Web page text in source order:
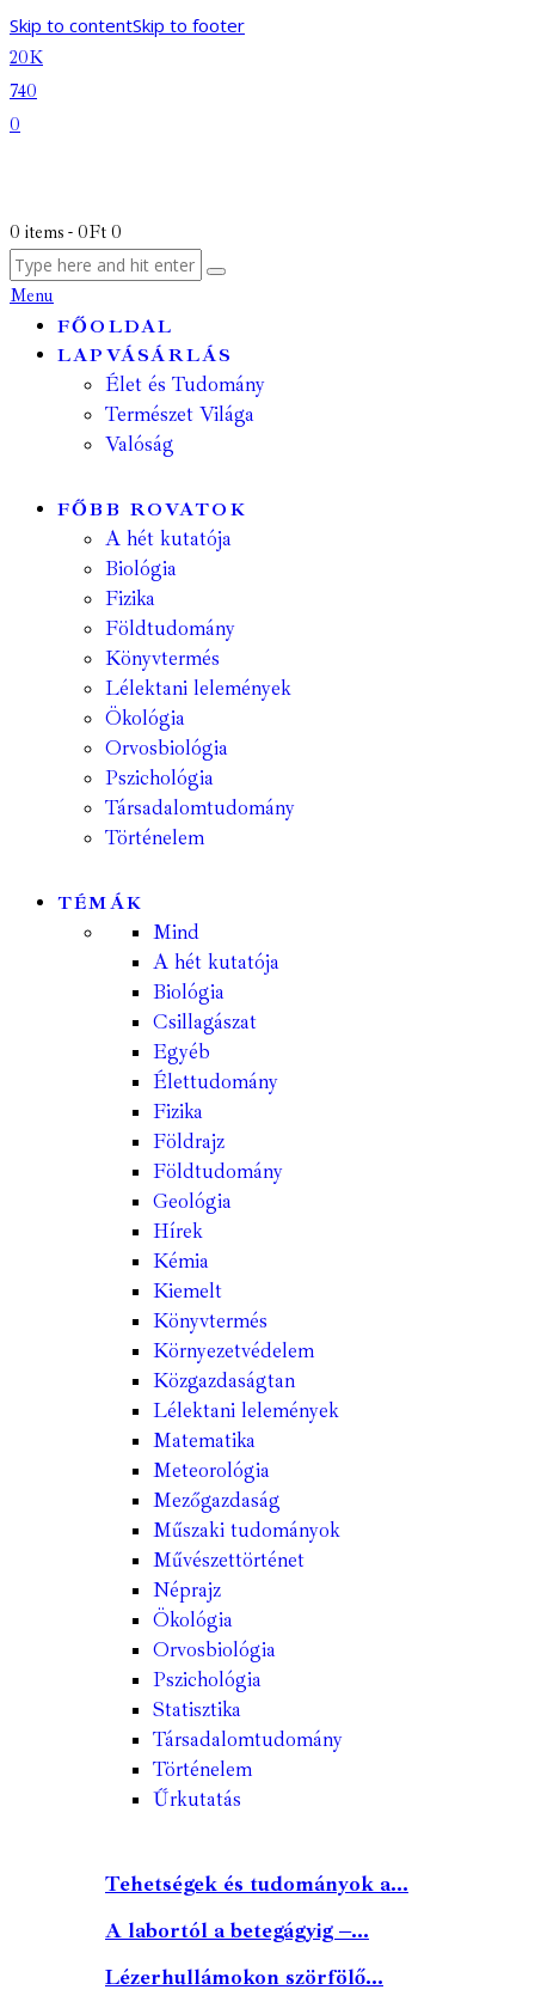
Skip to contentSkip to footer
20K
740
0
0 items - 0Ft 0
Menu
FŐOLDAL
LAPVÁSÁRLÁS
Élet és Tudomány
Természet Világa
Valóság
FŐBB ROVATOK
A hét kutatója
Biológia
Fizika
Földtudomány
Könyvtermés
Lélektani lelemények
Ökológia
Orvosbiológia
Pszichológia
Társadalomtudomány
Történelem
TÉMÁK
Mind
A hét kutatója
Biológia
Csillagászat
Egyéb
Élettudomány
Fizika
Földrajz
Földtudomány
Geológia
Hírek
Kémia
Kiemelt
Könyvtermés
Környezetvédelem
Közgazdaságtan
Lélektani lelemények
Matematika
Meteorológia
Mezőgazdaság
Műszaki tudományok
Művészettörténet
Néprajz
Ökológia
Orvosbiológia
Pszichológia
Statisztika
Társadalomtudomány
Történelem
Űrkutatás
Tehetségek és tudományok a...
A labortól a betegágyig –...
Lézerhullámokon szörfölő...